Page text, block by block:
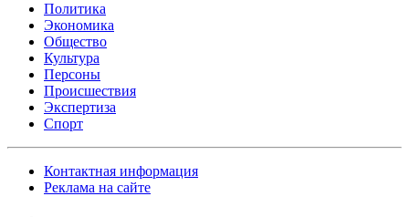
Политика
Экономика
Общество
Культура
Персоны
Происшествия
Экспертиза
Спорт
Контактная информация
Реклама на сайте